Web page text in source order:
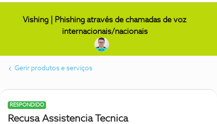
Vishing | Phishing através de chamadas de voz
internacionais/nacionais
Gerir produtos e serviços
RESPONDIDO
Recusa Assistencia Tecnica